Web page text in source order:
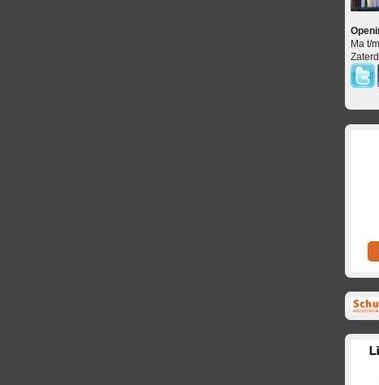
Ma t/